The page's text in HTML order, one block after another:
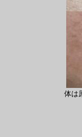
体は